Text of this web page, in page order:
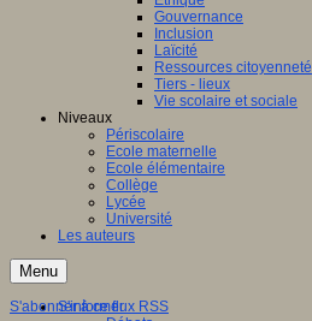
Gouvernance
Inclusion
Laïcité
Ressources citoyenneté
Tiers - lieux
Vie scolaire et sociale
Niveaux
Périscolaire
Ecole maternelle
Ecole élémentaire
Collège
Lycée
Université
Les auteurs
Menu
S'informer
S'abonner à ce flux RSS